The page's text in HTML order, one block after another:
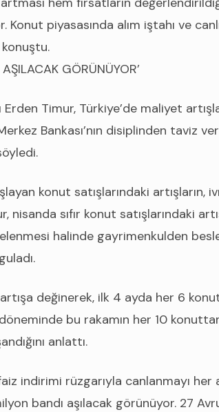
piyasasında alım iştahı ve
konuştu.
GÖRÜNÜYOR’
Erden Timur, Türkiye’de maliyet
Bankası’nın disiplinden taviz
konut satışlarındaki artışların,
sıfır konut satışlarındaki
halinde gayrimenkulden
değinerek, ilk 4 ayda her 6
döneminde bu rakamın her 10
anlattı.
indirimi rüzgarıyla canlanmayı
bandı aşılacak görünüyor. 27